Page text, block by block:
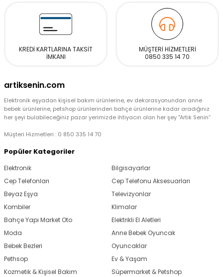
KREDİ KARTLARINA TAKSİT
İMKANI
MÜŞTERİ HİZMETLERİ
0850 335 14 70
artiksenin.com
Elektronik eşyadan kişisel bakım ürünlerine, ev dekorasyonundan anne
bebek ürünlerine, petshop ürünlerinden bahçe ürünlerine kadar aradığınız
her şeyi bulabileceğiniz pazar yerimizde ihtiyacın olan her şey "Artık Senin”
Müşteri Hizmetleri : 0 850 335 14 70
Popüler Kategoriler
Elektronik
Bilgisayarlar
Cep Telefonları
Cep Telefonu Aksesuarları
Beyaz Eşya
Televizyonlar
Kombiler
Klimalar
Bahçe Yapı Market Oto
Elektrikli El Aletleri
Moda
Anne Bebek Oyuncak
Bebek Bezleri
Oyuncaklar
Pethsop
Ev & Yaşam
Kozmetik & Kişisel Bakım
Süpermarket & Petshop